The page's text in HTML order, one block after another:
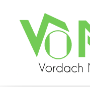
content